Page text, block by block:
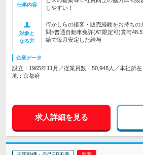
仕事内容
しやすい！
対象と
なる方
何かしらの接客・販売経験をお持ち
問>普通自動車免許(AT限定可)賞与
給で毎月安定した給与
企業データ
設立：1965年11月／従業員数：50,948人／本社所在
地：京都府
求人詳細を見る